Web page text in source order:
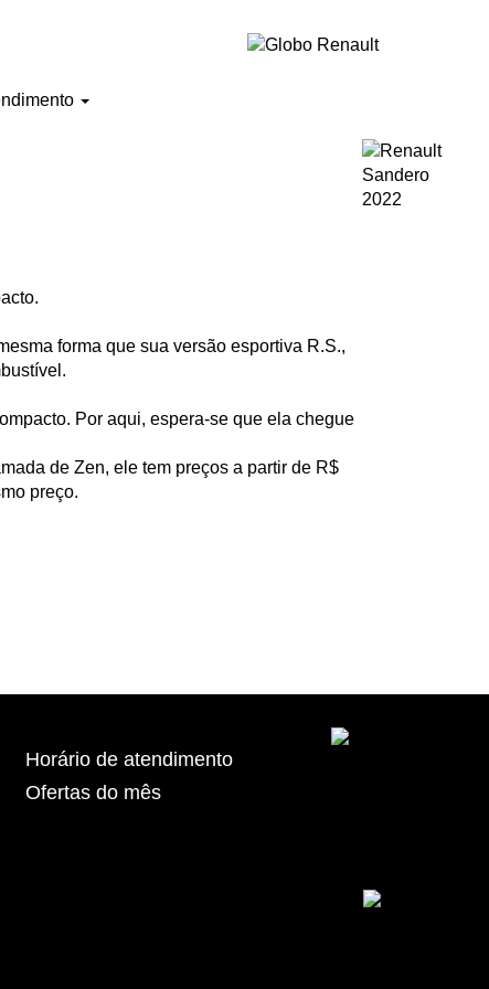
forma que sua versão esportiva R.S.,
Por aqui, espera-se que ela chegue
de Zen, ele tem preços a partir de R$
preço.
Horário de atendimento
Ofertas do mês